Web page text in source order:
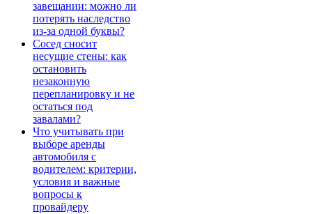
завещании: можно ли
потерять наследство
из-за одной буквы?
Сосед сносит
несущие стены: как
остановить
незаконную
перепланировку и не
остаться под
завалами?
Что учитывать при
выборе аренды
автомобиля с
водителем: критерии,
условия и важные
вопросы к
провайдеру